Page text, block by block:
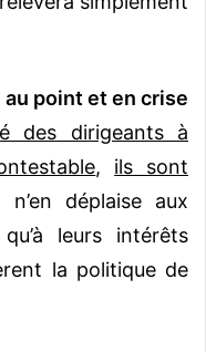
point et en crise
des dirigeants à
, ils sont
n’en déplaise aux
leurs intérêts
la politique de